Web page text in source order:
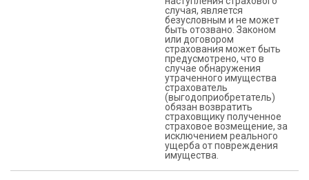
случая, является
безусловным и не может
быть отозвано. Законом
или договором
страхования может быть
предусмотрено, что в
случае обнаружения
утраченного имущества
страхователь
(выгодоприобретатель)
обязан возвратить
страховщику полученное
страховое возмещение, за
исключением реального
ущерба от повреждения
имущества.